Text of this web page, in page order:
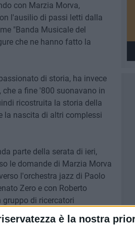
è la nostra
con Marzia Morva,
l'ausilio di passi letti dalla
"Banda Musicale del
che ne hanno fatto la
di storia, ha invece
a fine '800 suonavano in
ricostruita la storia della
la nascita di altri complessi
parte della serata di ieri,
le domande di Marzia Morva
l'orchestra jazz di Paolo
Zero e con Roberto
di ricercatori
al pubblico presente
in cui è evidente la